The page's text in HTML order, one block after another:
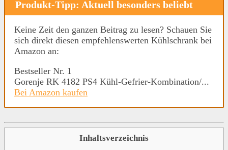
Produkt-Tipp: Aktuell besonders beliebt
Keine Zeit den ganzen Beitrag zu lesen? Schauen Sie
sich direkt diesen empfehlenswerten Kühlschrank bei
Amazon an:
Bestseller Nr. 1
Gorenje RK 4182 PS4 Kühl-Gefrier-Kombination/...
Bei Amazon kaufen
Inhaltsverzeichnis